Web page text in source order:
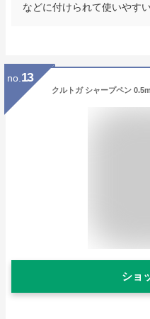
などに付けられて使いやす
no. 13
ショ